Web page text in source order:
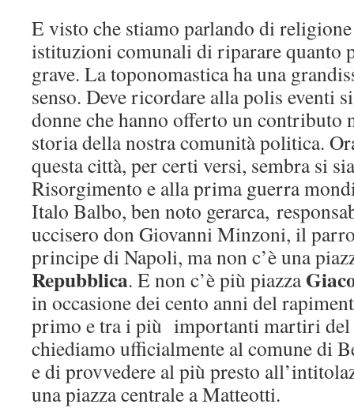
E visto che stiamo parlando di
istituzioni comunali di riparare quanto
grave. La toponomastica ha una
senso. Deve ricordare alla polis eventi
donne che hanno offerto un contributo
storia della nostra comunità politica.
questa città, per certi versi, sembra si
Risorgimento e alla prima guerra
Italo Balbo, ben noto gerarca,
uccisero don Giovanni Minzoni, il
principe di Napoli, ma non c’è una
Repubblica. E non c’è più piazza
in occasione dei cento anni del
primo e tra i più importanti martiri del
chiediamo ufficialmente al comune di
e di provvedere al più presto
una piazza centrale a Matteotti.